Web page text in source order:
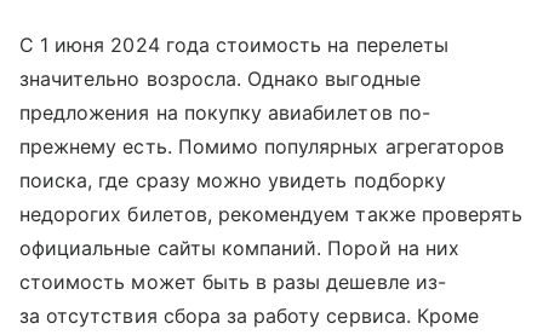
C 1 июня 2024 года стоимость на перелеты
значительно возросла. Однако выгодные
предложения на покупку авиабилетов по-
прежнему есть. Помимо популярных агрегаторов
поиска, где сразу можно увидеть подборку
недорогих билетов, рекомендуем также проверять
официальные сайты компаний. Порой на них
стоимость может быть в разы дешевле из-
за отсутствия сбора за работу сервиса. Кроме